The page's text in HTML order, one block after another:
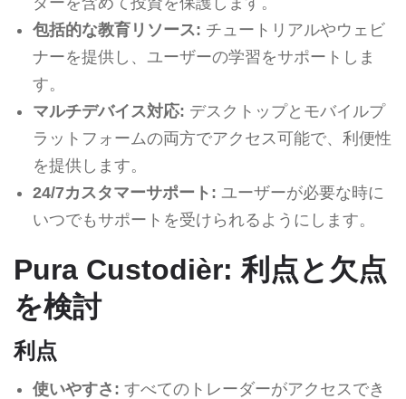
包括的な教育リソース: チュートリアルやウェビ
ナーを提供し、ユーザーの学習をサポートしま
す。
マルチデバイス対応: デスクトップとモバイルプ
ラットフォームの両方でアクセス可能で、利便性
を提供します。
24/7カスタマーサポート: ユーザーが必要な時に
いつでもサポートを受けられるようにします。
Pura Custodièr: 利点と欠点
を検討
利点
使いやすさ: すべてのトレーダーがアクセスでき